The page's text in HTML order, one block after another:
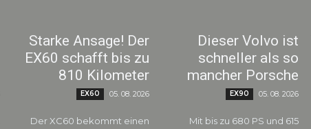
Starke Ansage! Der
EX60 schafft bis zu
810 Kilometer
EX60 05. 08. 2026
Der XC60 bekommt einen
Dieser Volvo ist
schneller als so
mancher Porsche
EX90 05. 08. 2026
Mit bis zu 680 PS und 615